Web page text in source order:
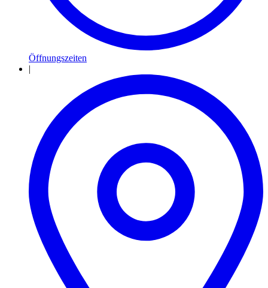
Öffnungszeiten
|